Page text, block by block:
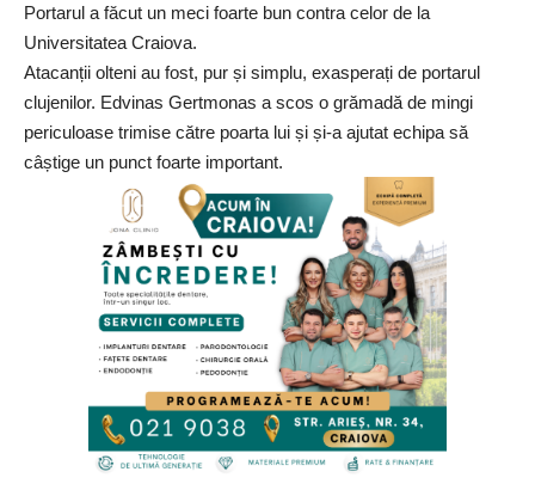
Portarul a făcut un meci foarte bun contra celor de la
Universitatea Craiova.
Atacanții olteni au fost, pur și simplu, exasperați de portarul
clujenilor. Edvinas Gertmonas a scos o grămadă de mingi
periculoase trimise către poarta lui și și-a ajutat echipa să
câștige un punct foarte important.